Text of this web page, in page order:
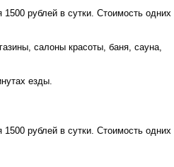
рублей в сутки. Стоимость одних
салоны красоты, баня, сауна,
езды.
рублей в сутки. Стоимость одних